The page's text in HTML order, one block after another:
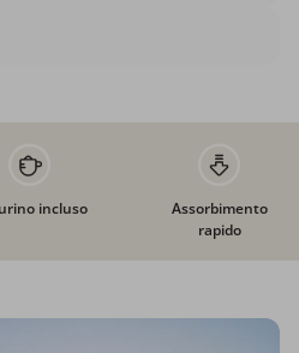
incluso
Assorbimento
rapido